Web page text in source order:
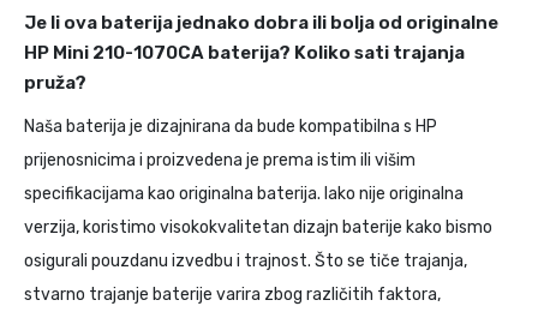
Je li ova baterija jednako dobra ili bolja od originalne
HP Mini 210-1070CA baterija? Koliko sati trajanja
pruža?
Naša baterija je dizajnirana da bude kompatibilna s HP
prijenosnicima i proizvedena je prema istim ili višim
specifikacijama kao originalna baterija. Iako nije originalna
verzija, koristimo visokokvalitetan dizajn baterije kako bismo
osigurali pouzdanu izvedbu i trajnost. Što se tiče trajanja,
stvarno trajanje baterije varira zbog različitih faktora,